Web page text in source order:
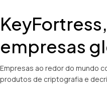
empresas
Empresas ao redor do mundo
produtos de criptografia e